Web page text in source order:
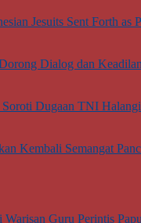
Jesuits Sent Forth as
Dialog dan
Dugaan TNI
Kembali Semangat
Guru Perintis